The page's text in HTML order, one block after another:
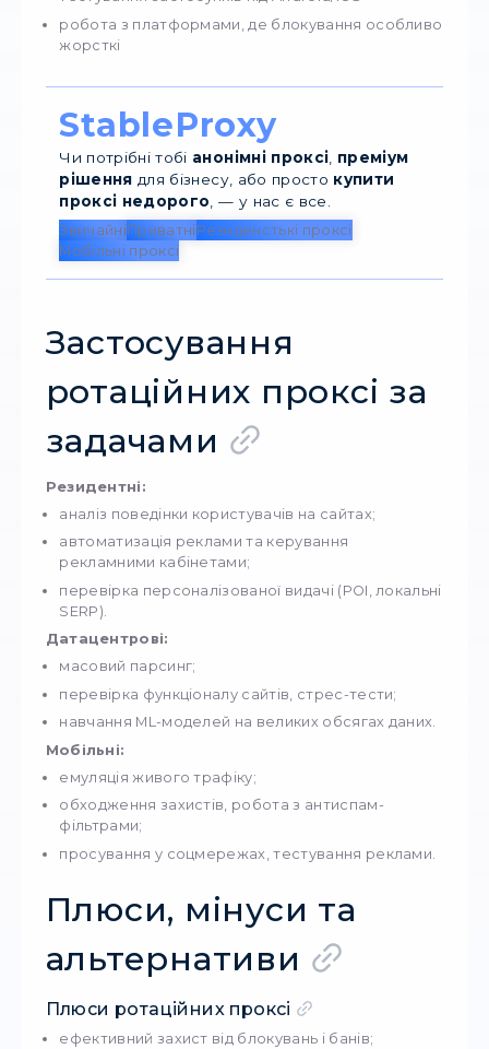
автоматизація, боти, краулери
навантажувальне тестування
моніторинг працездатності сайтів
масові перевірки та SEO-задачі
3. Мобільні
проксі
операторами 3G/4G/5G. Трафік виглядає як
реального смартфона, що робить такі
найскладнішими для детектування.
регулярна автоматична зміна IP всередині
мобільної мережі;
ідеальні проти антибот- і антифрод-
максимальний рівень довіри на рекламних
Мінуси:
висока вартість;
змінна швидкість залежно від оператора;
інколи нестабільний пінг.
Де застосовуються:
реклама (особливо TikTok, Instagram*, FB*)
мультиакаунтинг у складних нішах
тестування застосунків під Android/iOS
жорсткі
StableProxy